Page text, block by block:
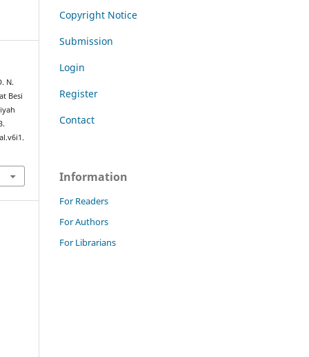
N.
Besi
Copyright Notice
Submission
Login
Register
Contact
Information
For Readers
For Authors
For Librarians